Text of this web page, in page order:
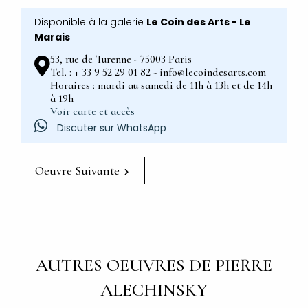
Disponible à la galerie Le Coin des Arts - Le
Marais
53, rue de Turenne - 75003 Paris
Tel. : + 33 9 52 29 01 82 - info@lecoindesarts.com
Horaires : mardi au samedi de 11h à 13h et de 14h
à 19h
Voir carte et accès
Discuter sur WhatsApp
Oeuvre Suivante
AUTRES OEUVRES DE PIERRE
ALECHINSKY